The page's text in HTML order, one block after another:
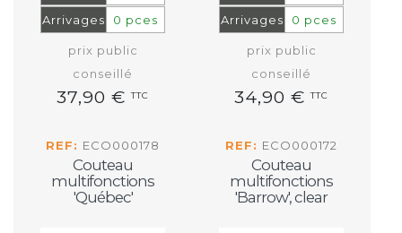
Arrivages
0 pces
prix public
conseillé
37,90 €TTC
Arrivages
0 pces
prix public
conseillé
34,90 €TTC
REF: ECO000178
Couteau
multifonctions
'Québec'
REF: ECO000172
Couteau
multifonctions
'Barrow', clear